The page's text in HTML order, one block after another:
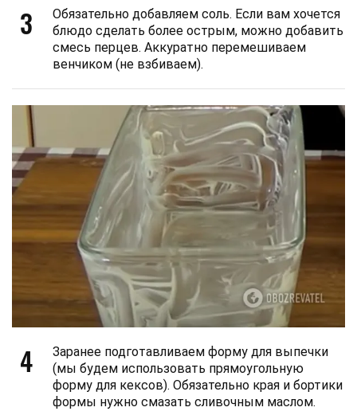
3
Обязательно добавляем соль. Если вам хочется
блюдо сделать более острым, можно добавить
смесь перцев. Аккуратно перемешиваем
венчиком (не взбиваем).
4
Заранее подготавливаем форму для выпечки
(мы будем использовать прямоугольную
форму для кексов). Обязательно края и бортики
формы нужно смазать сливочным маслом.